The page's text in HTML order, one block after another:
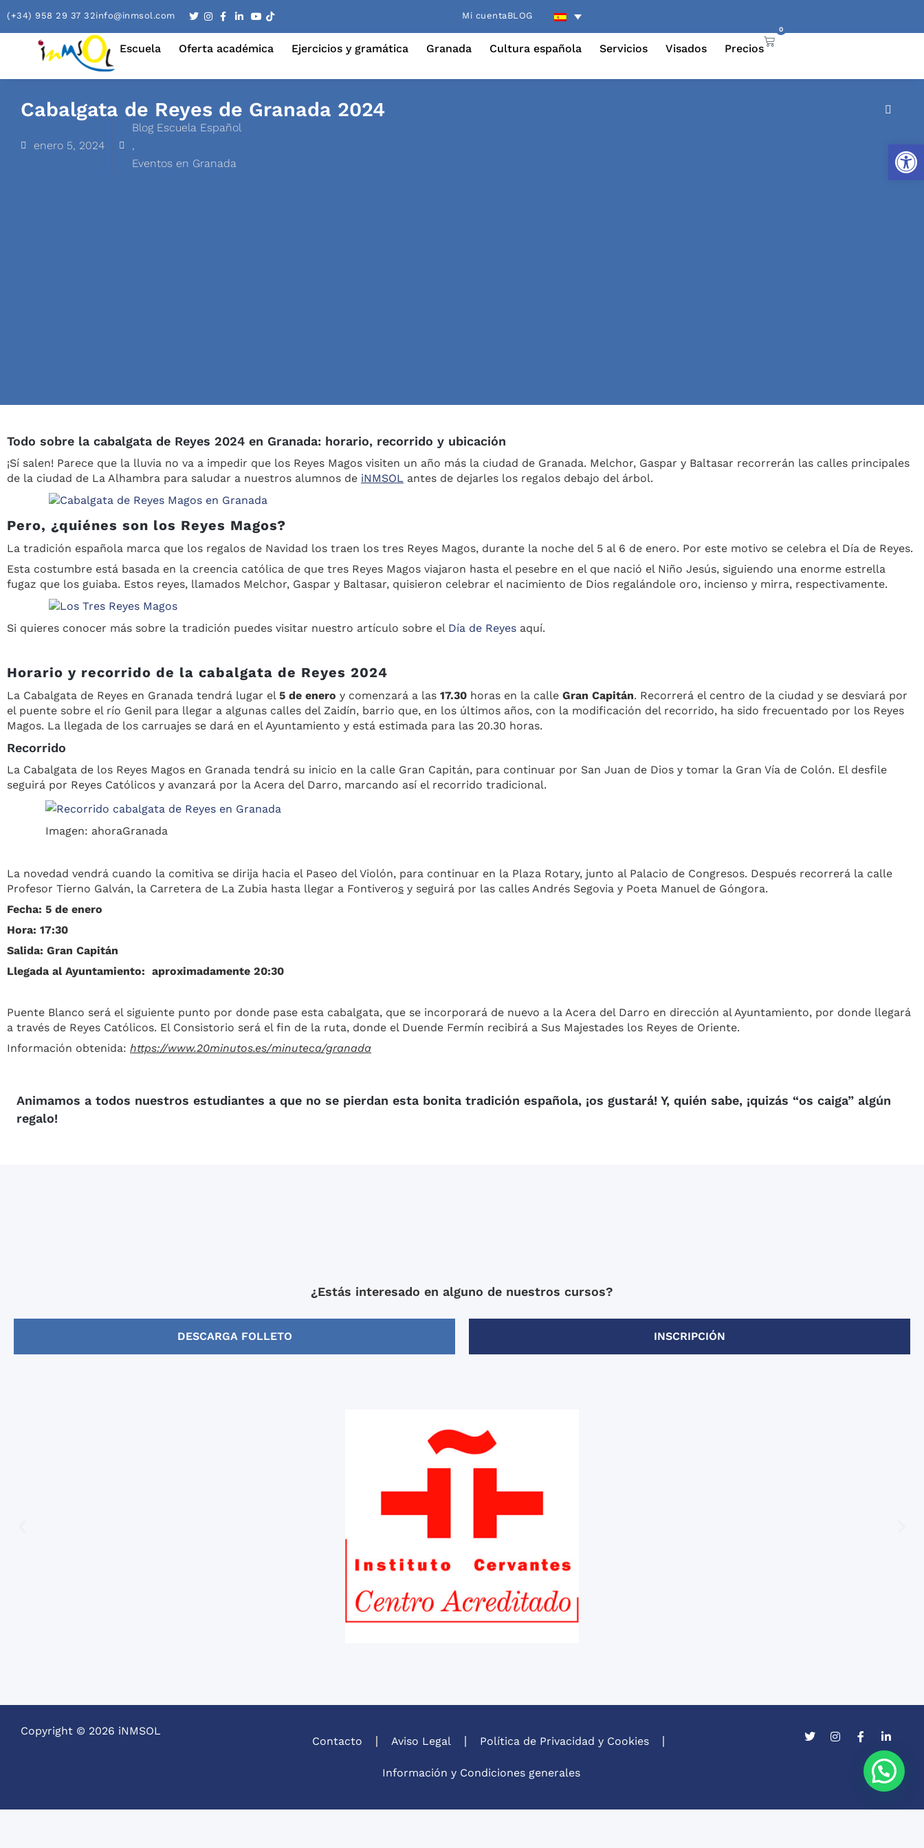
(+34) 958 29 37 32info@inmsol.com Mi cuentaBLOG
Escuela Oferta académica Ejercicios y gramática Granada Cultura española Servicios Visados Precios
0
Cabalgata de Reyes de Granada 2024
enero 5, 2024
Blog Escuela Español
,
Eventos en Granada
Todo sobre la cabalgata de Reyes 2024 en Granada: horario, recorrido y ubicación
¡Sí salen! Parece que la lluvia no va a impedir que los Reyes Magos visiten un año más la ciudad de Granada. Melchor, Gaspar y Baltasar recorrerán las calles principales
de la ciudad de La Alhambra para saludar a nuestros alumnos de iNMSOL antes de dejarles los regalos debajo del árbol.
Pero, ¿quiénes son los Reyes Magos?
La tradición española marca que los regalos de Navidad los traen los tres Reyes Magos, durante la noche del 5 al 6 de enero. Por este motivo se celebra el Día de Reyes.
Esta costumbre está basada en la creencia católica de que tres Reyes Magos viajaron hasta el pesebre en el que nació el Niño Jesús, siguiendo una enorme estrella
fugaz que los guiaba. Estos reyes, llamados Melchor, Gaspar y Baltasar, quisieron celebrar el nacimiento de Dios regalándole oro, incienso y mirra, respectivamente.
Si quieres conocer más sobre la tradición puedes visitar nuestro artículo sobre el Día de Reyes aquí.
Horario y recorrido de la cabalgata de Reyes 2024
La Cabalgata de Reyes en Granada tendrá lugar el 5 de enero y comenzará a las 17.30 horas en la calle Gran Capitán. Recorrerá el centro de la ciudad y se desviará por
el puente sobre el río Genil para llegar a algunas calles del Zaidín, barrio que, en los últimos años, con la modificación del recorrido, ha sido frecuentado por los Reyes
Magos. La llegada de los carruajes se dará en el Ayuntamiento y está estimada para las 20.30 horas.
Recorrido
La Cabalgata de los Reyes Magos en Granada tendrá su inicio en la calle Gran Capitán, para continuar por San Juan de Dios y tomar la Gran Vía de Colón. El desfile
seguirá por Reyes Católicos y avanzará por la Acera del Darro, marcando así el recorrido tradicional.
Imagen: ahoraGranada
La novedad vendrá cuando la comitiva se dirija hacia el Paseo del Violón, para continuar en la Plaza Rotary, junto al Palacio de Congresos. Después recorrerá la calle
Profesor Tierno Galván, la Carretera de La Zubia hasta llegar a Fontiveros y seguirá por las calles Andrés Segovia y Poeta Manuel de Góngora.
Fecha: 5 de enero
Hora: 17:30
Salida: Gran Capitán
Llegada al Ayuntamiento: aproximadamente 20:30
Puente Blanco será el siguiente punto por donde pase esta cabalgata, que se incorporará de nuevo a la Acera del Darro en dirección al Ayuntamiento, por donde llegará
a través de Reyes Católicos. El Consistorio será el fin de la ruta, donde el Duende Fermín recibirá a Sus Majestades los Reyes de Oriente.
Información obtenida: https://www.20minutos.es/minuteca/granada
Animamos a todos nuestros estudiantes a que no se pierdan esta bonita tradición española, ¡os gustará! Y, quién sabe, ¡quizás “os caiga” algún
regalo!
¿Estás interesado en alguno de nuestros cursos?
DESCARGA FOLLETO INSCRIPCIÓN
Copyright © 2026 iNMSOL
Contacto Aviso Legal Política de Privacidad y Cookies
Información y Condiciones generales